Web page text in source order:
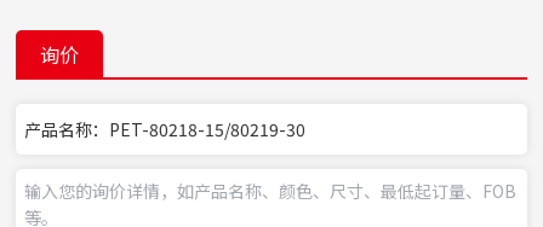
询价